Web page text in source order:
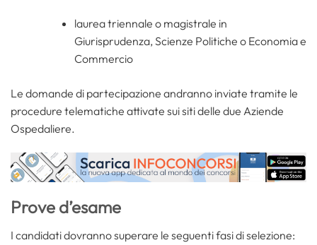
laurea triennale o magistrale in
Giurisprudenza, Scienze Politiche o Economia e
Commercio
Le domande di partecipazione andranno inviate tramite le
procedure telematiche attivate sui siti delle due Aziende
Ospedaliere.
Prove d’esame
I candidati dovranno superare le seguenti fasi di selezione: